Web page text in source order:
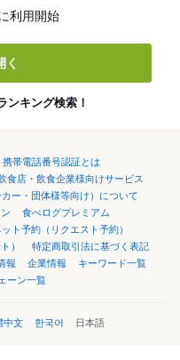
利用開始
く
ンキング検索！
携帯電話番号認証とは
食店・飲食企業様向けサービス
ー・団体様等向け）について
食べログプレミアム
ト予約（リクエスト予約）
）
特定商取引法に基づく表記
報 企業情報
キーワード一覧
ーン一覧
中文 한국어 日本語